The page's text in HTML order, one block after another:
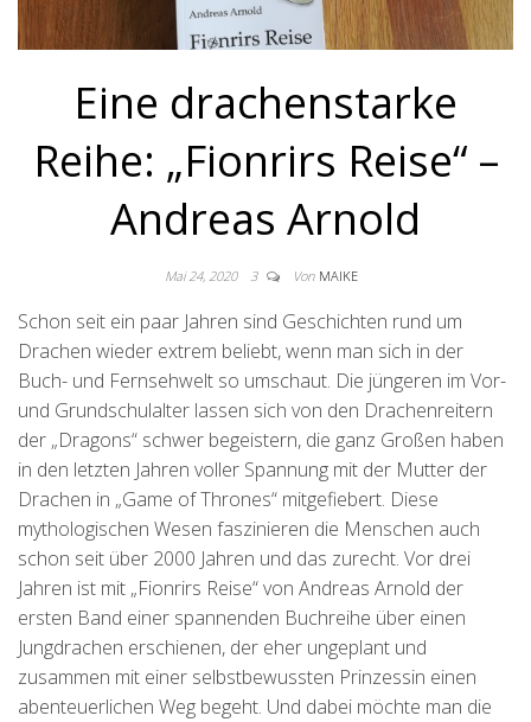
Eine drachenstarke
Reihe: „Fionrirs Reise“ –
Andreas Arnold
Mai 24, 2020 3 Von MAIKE
Schon seit ein paar Jahren sind Geschichten rund um
Drachen wieder extrem beliebt, wenn man sich in der
Buch- und Fernsehwelt so umschaut. Die jüngeren im Vor-
und Grundschulalter lassen sich von den Drachenreitern
der „Dragons“ schwer begeistern, die ganz Großen haben
in den letzten Jahren voller Spannung mit der Mutter der
Drachen in „Game of Thrones“ mitgefiebert. Diese
mythologischen Wesen faszinieren die Menschen auch
schon seit über 2000 Jahren und das zurecht. Vor drei
Jahren ist mit „Fionrirs Reise“ von Andreas Arnold der
ersten Band einer spannenden Buchreihe über einen
Jungdrachen erschienen, der eher ungeplant und
zusammen mit einer selbstbewussten Prinzessin einen
abenteuerlichen Weg begeht. Und dabei möchte man die